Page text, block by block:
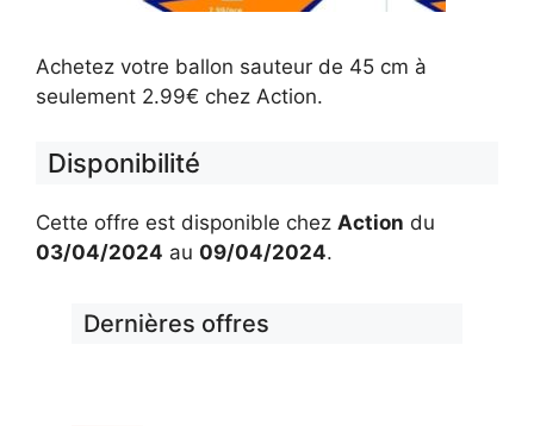
Achetez votre ballon sauteur de 45 cm à
seulement 2.99€ chez Action.
Disponibilité
Cette offre est disponible chez Action du
03/04/2024 au 09/04/2024.
Dernières offres